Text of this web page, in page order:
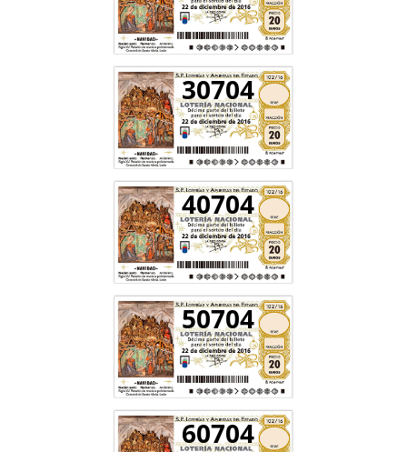
30704
40704
50704
60704